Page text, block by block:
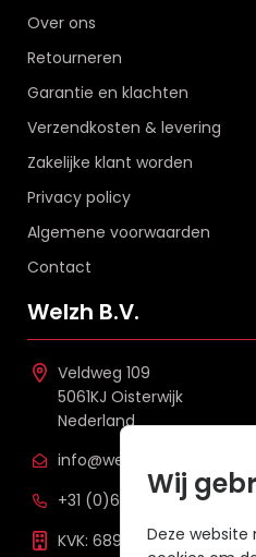
Over ons
Retourneren
Garantie en klachten
Verzendkosten & levering
Zakelijke klant worden
Privacy policy
Algemene voorwaarden
Contact
Welzh B.V.
Veldweg 109
5061KJ Oisterwijk
Nederland
info@welzh.nl
+31 (0)6 26 51 83 20
KVK: 68977387
Wij
Deze website